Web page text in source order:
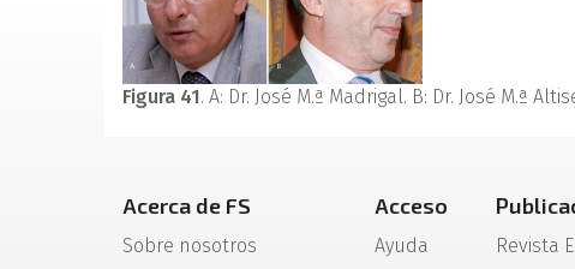
Figura 41. A: Dr. José M.ª Madrigal. B: Dr. José M.ª
Acerca de FS
Sobre nosotros
Acceso
Ayuda
Revista